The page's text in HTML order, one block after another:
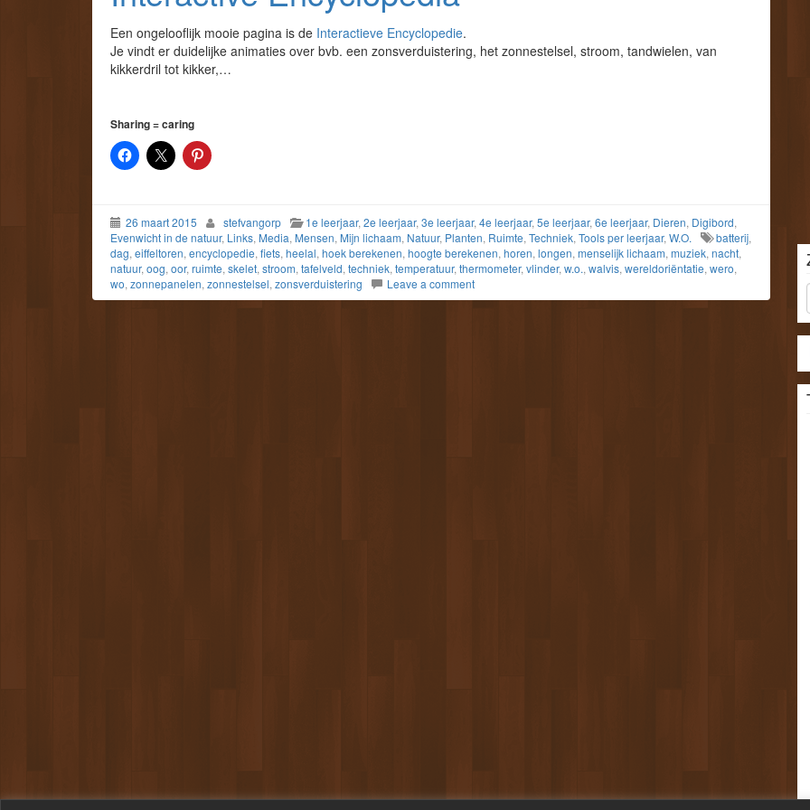
Een ongelooflijk mooie pagina is de Interactieve Encyclopedie.
Je vindt er duidelijke animaties over bvb. een zonsverduistering, het zonnestelsel, stroom, tandwielen, van
kikkerdril tot kikker,…
Sharing = caring
26 maart 2015 stefvangorp 1e leerjaar, 2e leerjaar, 3e leerjaar, 4e leerjaar, 5e leerjaar, 6e leerjaar, Dieren, Digibord,
Evenwicht in de natuur, Links, Media, Mensen, Mijn lichaam, Natuur, Planten, Ruimte, Techniek, Tools per leerjaar, W.O. batterij,
dag, eiffeltoren, encyclopedie, fiets, heelal, hoek berekenen, hoogte berekenen, horen, longen, menselijk lichaam, muziek, nacht,
natuur, oog, oor, ruimte, skelet, stroom, tafelveld, techniek, temperatuur, thermometer, vlinder, w.o., walvis, wereldoriëntatie, wero,
wo, zonnepanelen, zonnestelsel, zonsverduistering Leave a comment